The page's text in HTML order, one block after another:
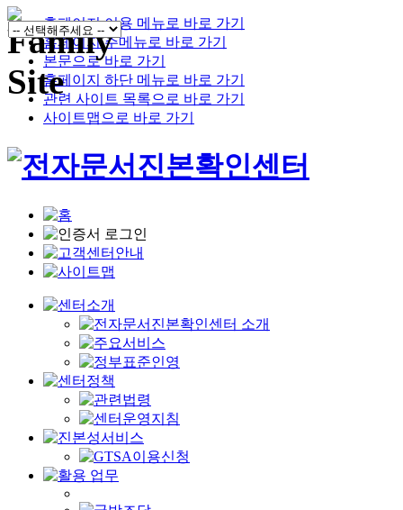
홈페이지 이용 메뉴로 바로 가기
홈페이지 주메뉴로 바로 가기
본문으로 바로 가기
홈페이지 하단 메뉴로 바로 가기
관련 사이트 목록으로 바로 가기
사이트맵으로 바로 가기